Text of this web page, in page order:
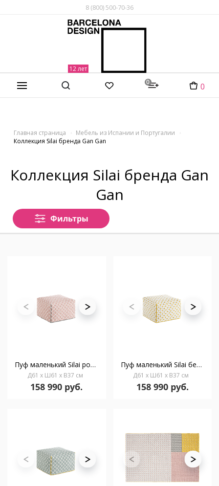
8 (800) 500-70-36
0 0
Главная страница
Мебель из Испании и Португалии
Коллекция Silai бренда Gan Gan
Коллекция Silai бренда Gan
Gan
Фильтры
Пуф маленький Silai розовый
Д61 x Ш61 x В37 см
158 990 руб.
Пуф маленький Silai белый
Д61 x Ш61 x В37 см
158 990 руб.